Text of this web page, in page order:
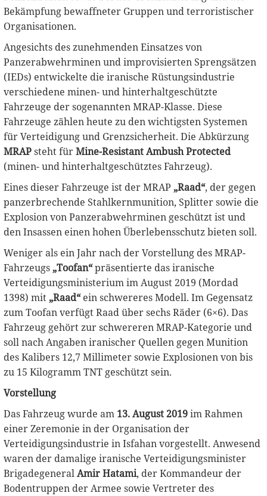
Bekämpfung bewaffneter Gruppen und terroristischer
Organisationen.
Angesichts des zunehmenden Einsatzes von
Panzerabwehrminen und improvisierten Sprengsätzen
(IEDs) entwickelte die iranische Rüstungsindustrie
verschiedene minen- und hinterhaltgeschützte
Fahrzeuge der sogenannten MRAP-Klasse. Diese
Fahrzeuge zählen heute zu den wichtigsten Systemen
für Verteidigung und Grenzsicherheit. Die Abkürzung
MRAPsteht fürMine-Resistant Ambush Protected
(minen- und hinterhaltgeschütztes Fahrzeug).
Eines dieser Fahrzeuge ist der MRAP „Raad“, der gegen
panzerbrechende Stahlkernmunition, Splitter sowie die
Explosion von Panzerabwehrminen geschützt ist und
den Insassen einen hohen Überlebensschutz bieten soll.
Weniger als ein Jahr nach der Vorstellung des MRAP-
Fahrzeugs„Toofan“präsentierte das iranische
Verteidigungsministerium im August 2019 (Mordad
1398) mit„Raad“ein schwereres Modell. Im Gegensatz
zum Toofan verfügt Raad über sechs Räder (6×6). Das
Fahrzeug gehört zur schwereren MRAP-Kategorie und
soll nach Angaben iranischer Quellen gegen Munition
des Kalibers 12,7 Millimeter sowie Explosionen von bis
zu 15 Kilogramm TNT geschützt sein.
Vorstellung
Das Fahrzeug wurde am 13. August 2019im Rahmen
einer Zeremonie in der Organisation der
Verteidigungsindustrie in Isfahan vorgestellt. Anwesend
waren der damalige iranische Verteidigungsminister
BrigadegeneralAmir Hatami, der Kommandeur der
Bodentruppen der Armee sowie Vertreter des